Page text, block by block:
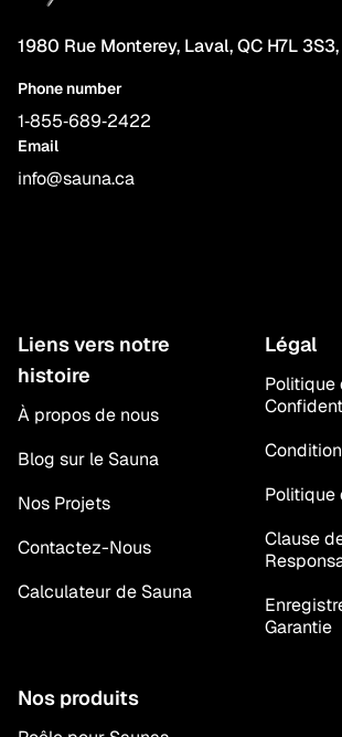
1980 Rue Monterey, Laval, QC H7L
Phone number
1‑855‑689‑2422
Email
info@sauna.ca
Liens vers notre
histoire
À propos de nous
Blog sur le Sauna
Nos Projets
Contactez-Nous
Calculateur de Sauna
Légal
Politique
Politique
Clause
Garantie
Nos produits